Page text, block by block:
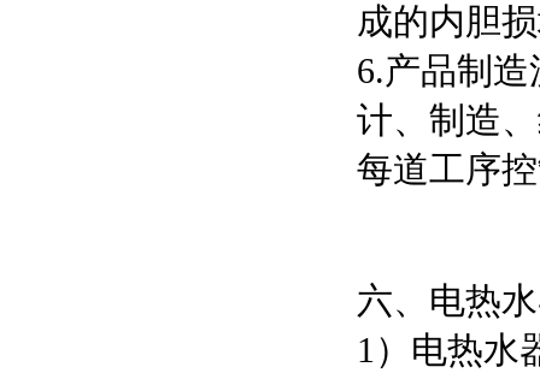
成的内胆
6.产品制
计、制造
每道工序
六、电热
1）电热水